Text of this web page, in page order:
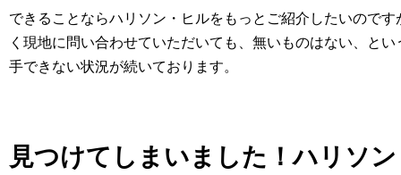
できることならハリソン・ヒルをもっとご紹介したいのです
く現地に問い合わせていただいても、無いものはない、とい
手できない状況が続いております。
見つけてしまいました！ハリソ